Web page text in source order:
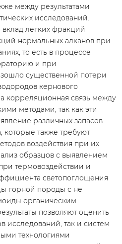
между результатами
исследований.
легких фракций
нормальных алканов при
то есть в процессе
и при
существенной потери
кернового
корреляционная связь между
методами, так как эти
различных запасов
которые также требуют
воздействия при их
образцов с выявлением
термовоздействии и
светопоглощения
горной породы с не
органическим
позволяют оценить
исследований, так и систем
технологиями